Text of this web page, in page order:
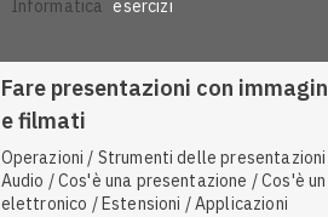
informatica esercizi
Fare presentazioni con
e filmati
Operazioni / Strumenti delle
Audio / Cos'è una presentazione / Cos'è
elettronico / Estensioni / Applicazioni